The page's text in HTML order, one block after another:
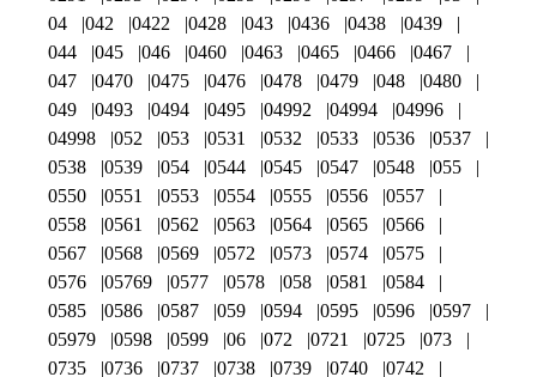
04
042 0422 0428 043 0436 0438
0439
044
045 046 0460 0463 0465 0466
0467
047
0470 0475 0476 0478 0479 048
0480
049
0493 0494 0495 04992 04994
04996
04998
052 053 0531 0532 0533 0536
0537
0538
0539 054 0544 0545 0547 0548
055
0550
0551 0553 0554 0555 0556
0557
0558
0561 0562 0563 0564 0565
0566
0567
0568 0569 0572 0573 0574
0575
0576
05769 0577 0578 058 0581
0584
0585
0586 0587 059 0594 0595 0596
0597
05979
0598 0599 06 072 0721 0725
073
0735
0736 0737 0738 0739 0740
0742